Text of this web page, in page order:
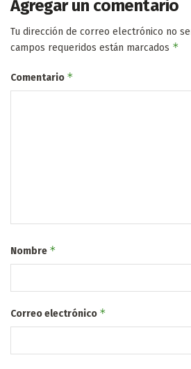
Agregar un comentario
Tu dirección de correo electrónico no
campos requeridos están marcados *
Comentario *
Nombre *
Correo electrónico *